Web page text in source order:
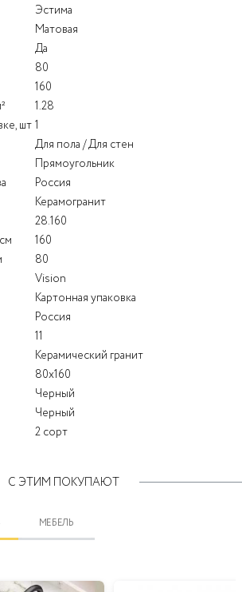
Эстима
Матовая
Да
80
160
1.28
шт 1
Для пола / Для стен
Прямоугольник
Россия
Керамогранит
28.160
160
80
Vision
Картонная упаковка
Россия
11
Керамический гранит
80x160
Черный
Черный
2 сорт
С ЭТИМ ПОКУПАЮТ
МЕБЕЛЬ